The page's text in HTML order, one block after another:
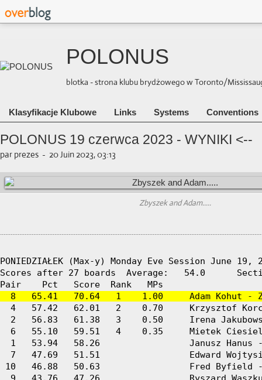
POLONUS
blotka - strona klubu brydżowego w Toronto/
Klasyfikacje Klubowe Links Systems Conventions
POLONUS 19 czerwca 2023 - WYNIKI <--
par prezes - 20 Juin 2023, 03:13
Zbyszek and Adam.....
PONIEDZIAŁEK (Max-y) Monday Eve Session June 19,
Scores after 27 boards  Average:   54.0
8   65.41   70.64   1    1.00     Adam Kohut -